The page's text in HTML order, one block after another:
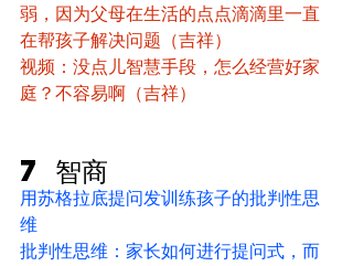
弱，因为父母在生活的点点滴滴里一直
在帮孩子解决问题（吉祥）
视频：没点儿智慧手段，怎么经营好家
庭？不容易啊（吉祥）
7 智商
用苏格拉底提问发训练孩子的批判性思
维
批判性思维：家长如何进行提问式，而